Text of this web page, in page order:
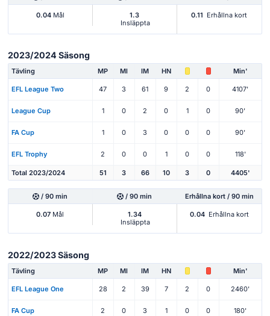
0.04Mål
1.3
Insläppta
0.11 Erhållna kort
2023/2024 Säsong
Tävling MP Ml IM HN Min'
EFL League Two 47 3 61 9 2 0 4107'
League Cup 1 0 2 0 1 0 90'
FA Cup 1 0 3 0 0 0 90'
EFL Trophy 2 0 0 1 0 0 118'
Total 2023/2024 51 3 66 10 3 0 4405'
/ 90 min / 90 min Erhållna kort / 90 min
0.07 Mål
1.34
Insläppta
0.04 Erhållna kort
2022/2023 Säsong
Tävling MP Ml IM HN Min'
EFL League One 28 2 39 7 2 0 2460'
FA Cup 2 0 3 1 0 0 180'